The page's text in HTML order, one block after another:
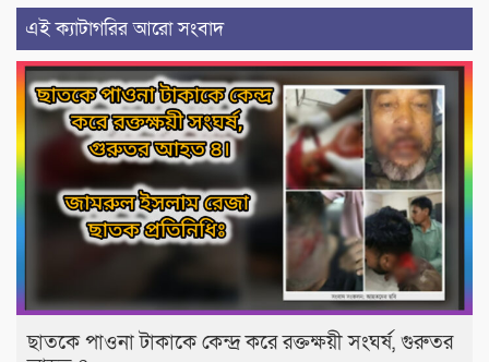
এই ক্যাটাগরির আরো সংবাদ
‎​ছাতকে পাওনা টাকাকে কেন্দ্র করে রক্তক্ষয়ী সংঘর্ষ, গুরুতর